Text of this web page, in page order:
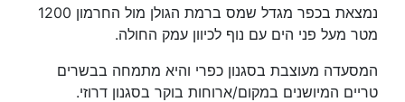
נמצאת בכפר מגדל שמס ברמת הגולן מול החרמון 1200
מטר מעל פני הים עם נוף לכיוון עמק החולה.
המסעדה מעוצבת בסגנון כפרי והיא מתמחה בבשרים
טריים המיושנים במקום/ארוחות בוקר בסגנון דרוזי.